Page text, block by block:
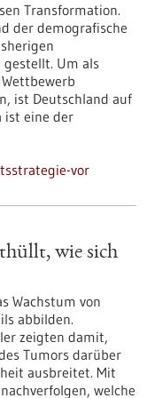
Transformation.
der demografische
Um als
ist Deutschland auf
ist eine der
vor
wie sich
Wachstum von
abbilden.
zeigten damit,
Tumors darüber
ausbreitet. Mit
welche